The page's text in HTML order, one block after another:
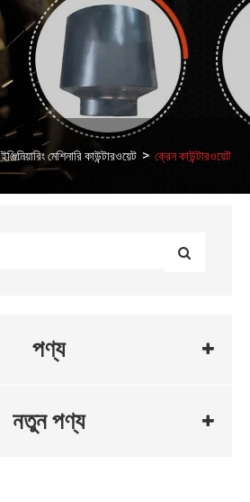
ইঞ্জিনিয়ারিং মেশিনারি কাউন্টারওয়েট ক্রেন কাউন্টারওয়েট
পণ্য
নতুন পণ্য